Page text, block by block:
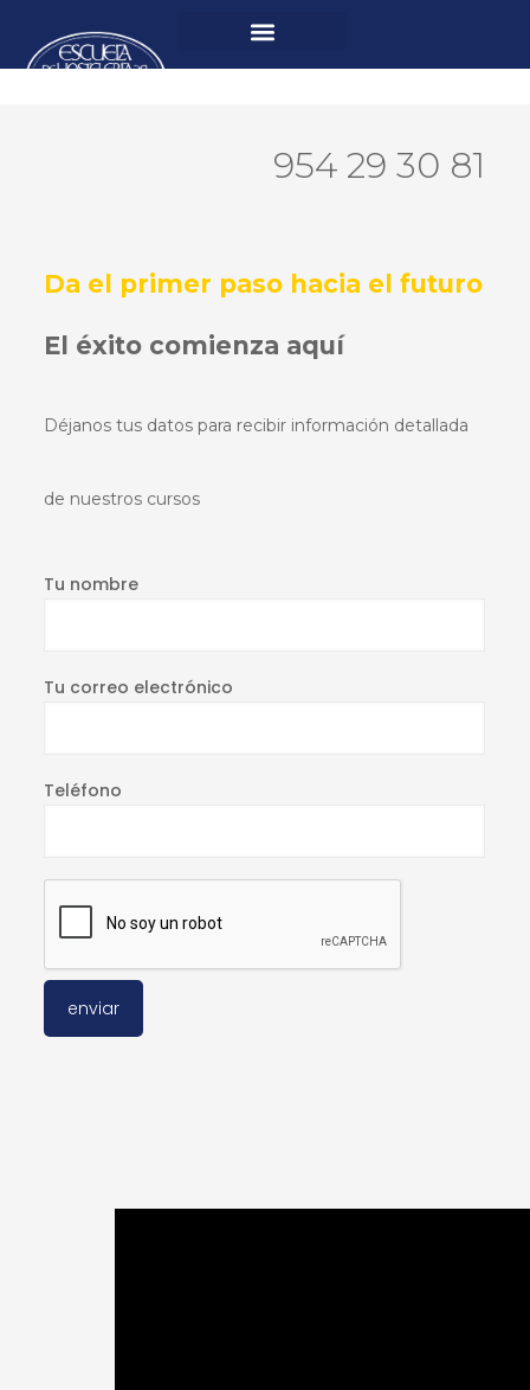
954 29 30 81
Da el primer paso hacia el futuro
El éxito comienza aquí
Déjanos tus datos para recibir información detallada
de nuestros cursos
Tu nombre
Tu correo electrónico
Teléfono